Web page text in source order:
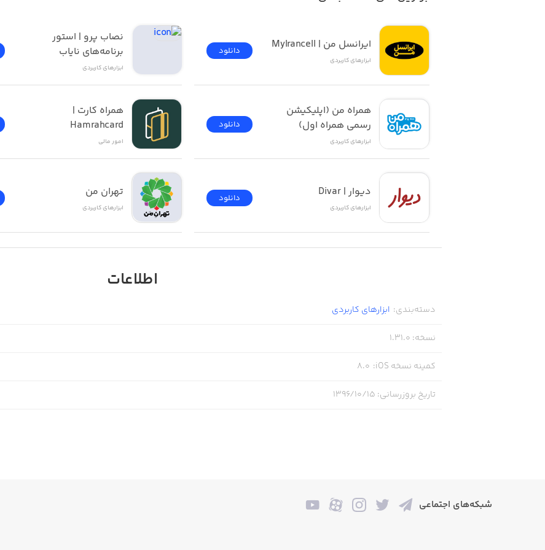
ایرانسل من | MyIrancell
ابزار‌های کاربردی
دانلود
رسمی همراه اول)
ابزار‌های کاربردی
دانلود
دیوار | Divar
ابزار‌های کاربردی
دانلود
برنامه‌های نایاب
ابزار‌های کاربردی
Hamrahcard
امور ‌مالی
تهران من
ابزار‌های کاربردی
اطلاعات
دسته‌بندی: ابزار‌های کاربردی
نسخه:
1.31.0
کمینه نسخه iOS :
8.0
تاریخ بروزرسانی: ۱۳۹۶/۱۰/۱۵
شبکه‌های اجتماعی